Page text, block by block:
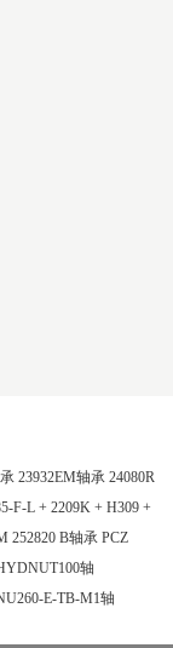
23932EM轴承 24080R
F-L + 2209K + H309 +
252820 B轴承 PCZ
轴
E-TB-M1轴